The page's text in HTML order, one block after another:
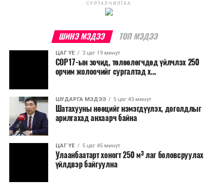
СУРТАЛЧИЛГАА
ШИНЭ МЭДЭЭ ТОП МЭДЭЭ
ЦАГ ҮЕ 3 цаг 19 минут
COP17-ын зочид, төлөөлөгчдөд үйлчлэх 250
орчим жолоочийг сургалтад х...
ШУДАРГА МЭДЭЭ 5 цаг 43 минут
Шатахууны нөөцийг нэмэгдүүлэх, доголдлыг
арилгахад анхаарч байна
ЦАГ ҮЕ 5 цаг 45 минут
Улаанбаатарт хоногт 250 м³ лаг боловсруулах
үйлдвэр байгуулна